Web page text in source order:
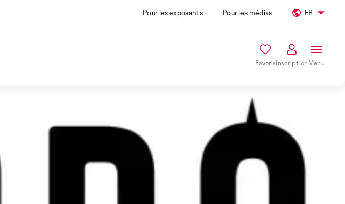
Pour les exposants Pour les médias FR
FavorisInscriptionMenu